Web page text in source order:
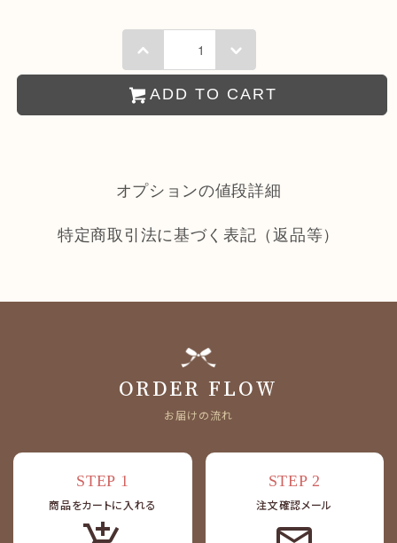
ADD TO CART
オプションの値段詳細
特定商取引法に基づく表記（返品等）
ORDER FLOW
お届けの流れ
STEP 1
商品をカートに入れる
STEP 2
注文確認メール